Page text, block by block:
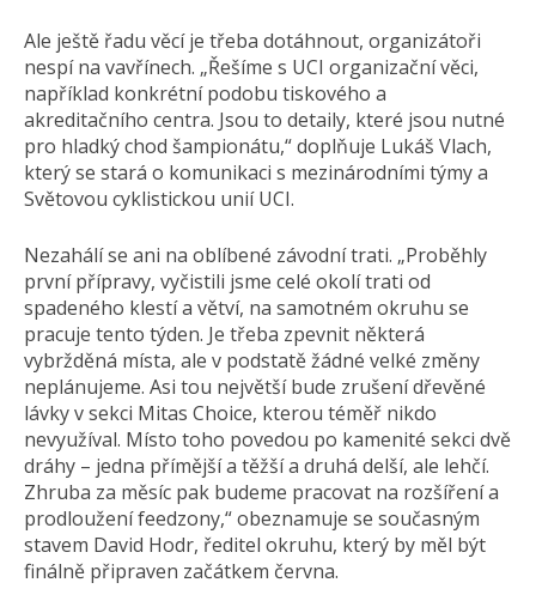
Ale ještě řadu věcí je třeba dotáhnout, organizátoři
nespí na vavřínech. „Řešíme s UCI organizační věci,
například konkrétní podobu tiskového a
akreditačního centra. Jsou to detaily, které jsou nutné
pro hladký chod šampionátu,“ doplňuje Lukáš Vlach,
který se stará o komunikaci s mezinárodními týmy a
Světovou cyklistickou unií UCI.
Nezahálí se ani na oblíbené závodní trati. „Proběhly
první přípravy, vyčistili jsme celé okolí trati od
spadeného klestí a větví, na samotném okruhu se
pracuje tento týden. Je třeba zpevnit některá
vybržděná místa, ale v podstatě žádné velké změny
neplánujeme. Asi tou největší bude zrušení dřevěné
lávky v sekci Mitas Choice, kterou téměř nikdo
nevyužíval. Místo toho povedou po kamenité sekci dvě
dráhy – jedna přímější a těžší a druhá delší, ale lehčí.
Zhruba za měsíc pak budeme pracovat na rozšíření a
prodloužení feedzony,“ obeznamuje se současným
stavem David Hodr, ředitel okruhu, který by měl být
finálně připraven začátkem června.